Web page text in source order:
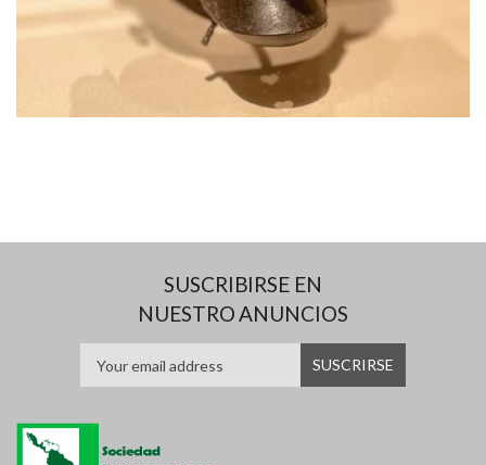
SUSCRIBIRSE EN
NUESTRO ANUNCIOS